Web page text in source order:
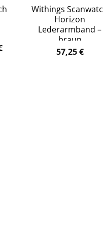
Aktueller
Withings
Horizon
Lederarmband –
braun
57,25€